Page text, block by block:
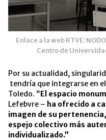
Enlace a la web RTVE:
Centro de
Por su actualidad,
tendría que integrarse en
Toledo. “El espacio
Lefebvre – ha ofrecido a
imagen de su
espejo colectivo más
individualizado.”